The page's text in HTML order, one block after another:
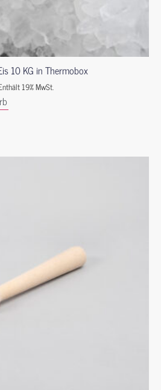
10 KG in Thermobox
19% MwSt.